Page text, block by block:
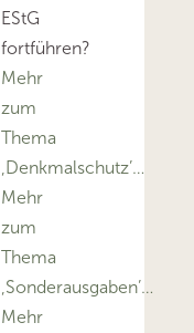
EStG
fortführen?
Mehr
zum
Thema
‚Denkmalschutz’…
Mehr
zum
Thema
‚Sonderausgaben’…
Mehr